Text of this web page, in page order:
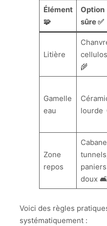
Élément
🧩
Option
sûre ✅
Litière
🌾
Gamelle
eau
lourde
Zone
repos
paniers
doux 🛋️
Voici des règles
systématiquement :